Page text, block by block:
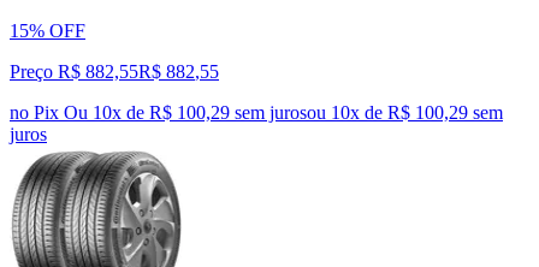
15% OFF
Preço R$ 882,55R$ 882,55
no Pix Ou 10x de R$ 100,29 sem jurosou 10x de R$ 100,29 sem
juros